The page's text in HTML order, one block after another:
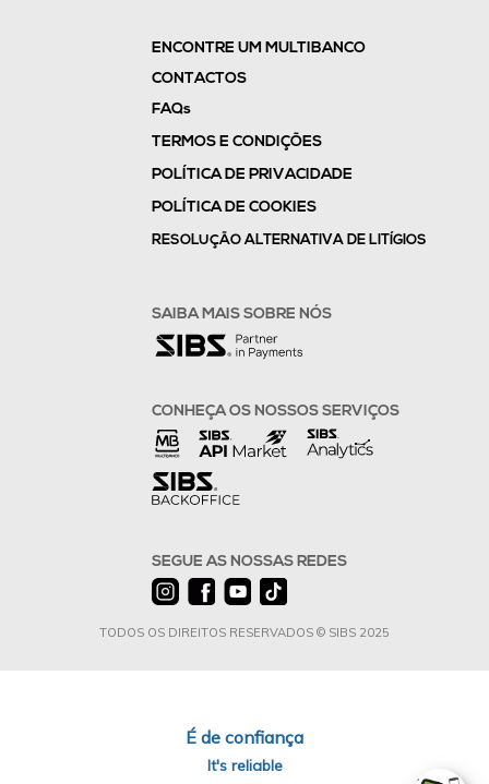
ENCONTRE UM MULTIBANCO
CONTACTOS
FAQs
TERMOS E CONDIÇÕES
POLÍTICA DE PRIVACIDADE
POLÍTICA DE COOKIES
RESOLUÇÃO ALTERNATIVA DE LITÍGIOS
SAIBA MAIS SOBRE NÓS
CONHEÇA OS NOSSOS SERVIÇOS
SEGUE AS NOSSAS REDES
TODOS OS DIREITOS RESERVADOS © SIBS 2025
É de confiança
It's reliable